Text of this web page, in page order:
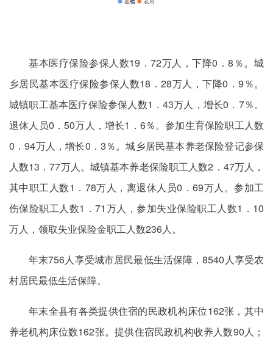
基本医疗保险参保人数19．72万人，下降0．8％。城
乡居民基本医疗保险参保人数18．28万人，下降0．9％。
城镇职工基本医疗保险参保人数1．43万人，增长0．7％。
退休人员0．50万人，增长1．6％。参加生育保险职工人数
0．94万人，增长0．3％。城乡居民基本养老保险登记参保
人数13．77万人。城镇基本养老保险职工人数2．47万人，
其中职工人数1．78万人，离退休人员0．69万人。参加工
伤保险职工人数1．71万人，参加失业保险职工人数1．10
万人，领取失业保险金职工人数236人。
年末756人享受城市居民最低生活保障，8540人享受农
村居民最低生活保障。
年末全县有各类提供住宿的民政机构床位162张，其中
养老机构床位数162张。提供住宿民政机构收养人数90人；